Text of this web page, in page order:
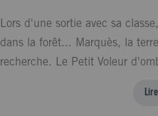
Lors d'une sortie avec sa
dans la forêt... Marquès, la
recherche. Le Petit Voleur
Petit Voleur d'ombres, par